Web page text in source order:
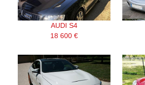
AUDI S4
18 600 €